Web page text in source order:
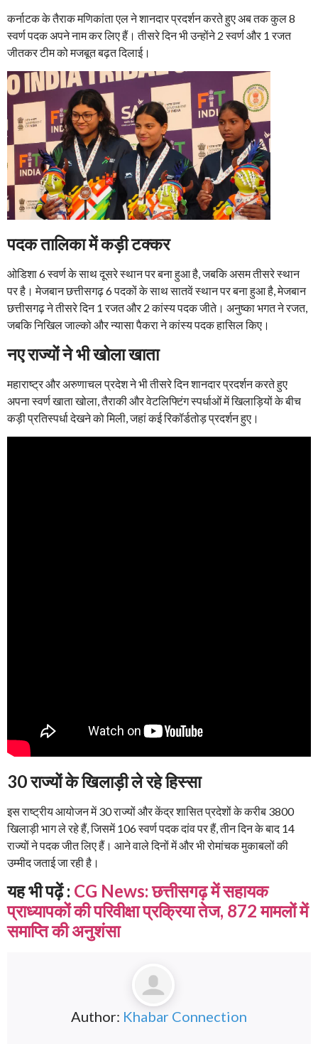
कर्नाटक के तैराक मणिकांता एल ने शानदार प्रदर्शन करते हुए अब तक कुल 8
स्वर्ण पदक अपने नाम कर लिए हैं। तीसरे दिन भी उन्होंने 2 स्वर्ण और 1 रजत
जीतकर टीम को मजबूत बढ़त दिलाई।
पदक तालिका में कड़ी टक्कर
ओडिशा 6 स्वर्ण के साथ दूसरे स्थान पर बना हुआ है, जबकि असम तीसरे स्थान
पर है। मेजबान छत्तीसगढ़ 6 पदकों के साथ सातवें स्थान पर बना हुआ है, मेजबान
छत्तीसगढ़ ने तीसरे दिन 1 रजत और 2 कांस्य पदक जीते। अनुष्का भगत ने रजत,
जबकि निखिल जाल्को और न्यासा पैकरा ने कांस्य पदक हासिल किए।
नए राज्यों ने भी खोला खाता
महाराष्ट्र और अरुणाचल प्रदेश ने भी तीसरे दिन शानदार प्रदर्शन करते हुए
अपना स्वर्ण खाता खोला, तैराकी और वेटलिफ्टिंग स्पर्धाओं में खिलाड़ियों के बीच
कड़ी प्रतिस्पर्धा देखने को मिली, जहां कई रिकॉर्डतोड़ प्रदर्शन हुए।
30 राज्यों के खिलाड़ी ले रहे हिस्सा
इस राष्ट्रीय आयोजन में 30 राज्यों और केंद्र शासित प्रदेशों के करीब 3800
खिलाड़ी भाग ले रहे हैं, जिसमें 106 स्वर्ण पदक दांव पर हैं, तीन दिन के बाद 14
राज्यों ने पदक जीत लिए हैं। आने वाले दिनों में और भी रोमांचक मुकाबलों की
उम्मीद जताई जा रही है।
यह भी पढ़ें : CG News: छत्तीसगढ़ में सहायक
प्राध्यापकों की परिवीक्षा प्रक्रिया तेज, 872 मामलों में
समाप्ति की अनुशंसा
Author: Khabar Connection